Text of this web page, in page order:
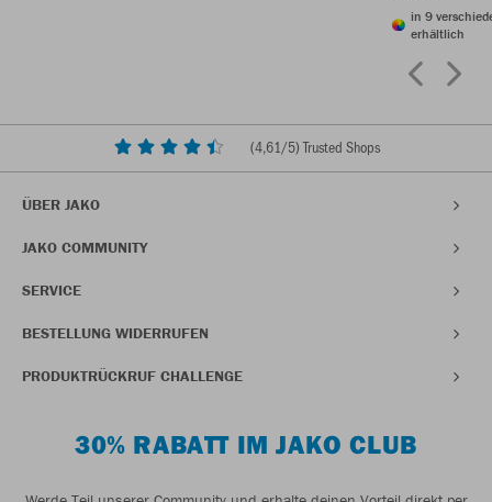
in 9
erhältlich
(4,61/5) Trusted Shops
ÜBER JAKO
JAKO COMMUNITY
SERVICE
BESTELLUNG WIDERRUFEN
PRODUKTRÜCKRUF CHALLENGE
30% RABATT IM JAKO CLUB